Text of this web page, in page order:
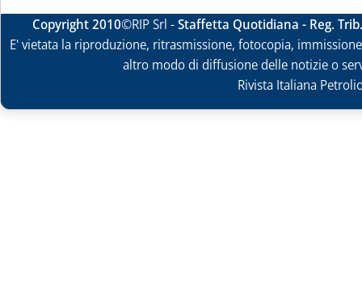
Copyright 2010©RIP Srl -Staffetta Quotidiana - Reg.
E' vietata la riproduzione, ritrasmissione, fotocopia,
altro modo di diffusione delle notizie o
Rivista Italiana